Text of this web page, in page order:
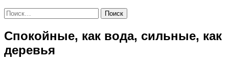
Найти:
Спокойные, как вода, сильные, как
деревья